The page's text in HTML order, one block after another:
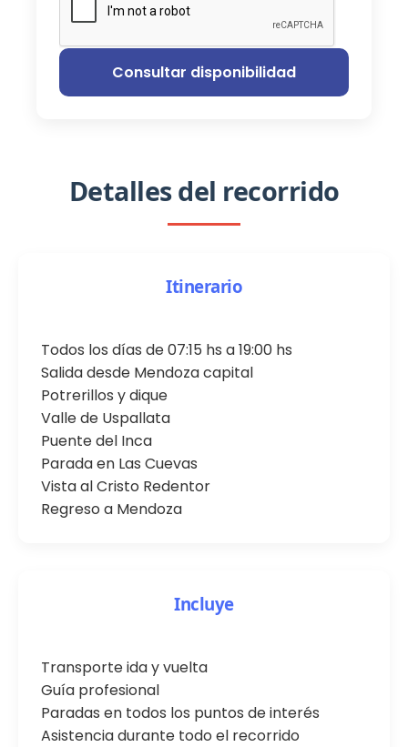
Consultar disponibilidad
Detalles del recorrido
Itinerario
Todos los días de 07:15 hs a 19:00 hs
Salida desde Mendoza capital
Potrerillos y dique
Valle de Uspallata
Puente del Inca
Parada en Las Cuevas
Vista al Cristo Redentor
Regreso a Mendoza
Incluye
Transporte ida y vuelta
Guía profesional
Paradas en todos los puntos de interés
Asistencia durante todo el recorrido